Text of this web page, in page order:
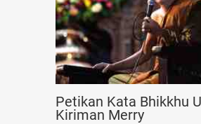
Petikan Kata Bhikkhu
Kiriman Merry